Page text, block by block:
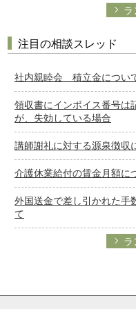
ラ
注目の相談スレッド
社内親睦会 積立金につい
領収書にインボイス番号は
が、失効している場合
講師謝礼に対する源泉徴収
介護休業給付の賃金月額に
外国送金で差し引かれた手
て
ラ